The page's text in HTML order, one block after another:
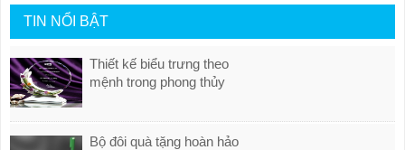
TIN NỔI BẬT
Thiết kế biểu trưng theo
mệnh trong phong thủy
Bộ đôi quà tặng hoàn hảo